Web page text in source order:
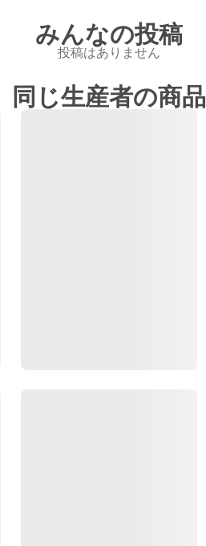
みんなの投稿
投稿はありません
同じ生産者の商品